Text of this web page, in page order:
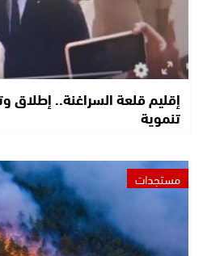
إقليم قلعة السراغنة..
تنموية
مستجدات